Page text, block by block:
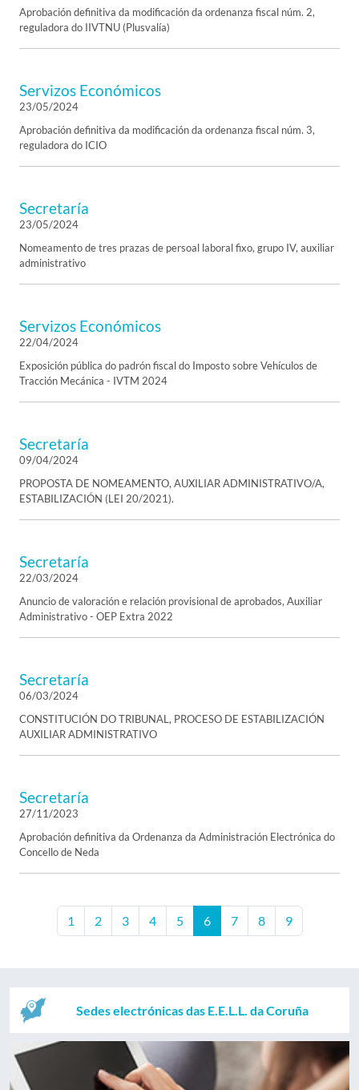
Aprobación definitiva da modificación da ordenanza fiscal núm. 2,
reguladora do IIVTNU (Plusvalía)
Servizos Económicos
23/05/2024
Aprobación definitiva da modificación da ordenanza fiscal núm. 3,
reguladora do ICIO
Secretaría
23/05/2024
Nomeamento de tres prazas de persoal laboral fixo, grupo IV, auxiliar
administrativo
Servizos Económicos
22/04/2024
Exposición pública do padrón fiscal do Imposto sobre Vehículos de
Tracción Mecánica - IVTM 2024
Secretaría
09/04/2024
PROPOSTA DE NOMEAMENTO, AUXILIAR ADMINISTRATIVO/A,
ESTABILIZACIÓN (LEI 20/2021).
Secretaría
22/03/2024
Anuncio de valoración e relación provisional de aprobados, Auxiliar
Administrativo - OEP Extra 2022
Secretaría
06/03/2024
CONSTITUCIÓN DO TRIBUNAL, PROCESO DE ESTABILIZACIÓN
AUXILIAR ADMINISTRATIVO
Secretaría
27/11/2023
Aprobación definitiva da Ordenanza da Administración Electrónica do
Concello de Neda
1 2 3 4 5 6 7 8 9
Sedes electrónicas das E.E.L.L. da Coruña